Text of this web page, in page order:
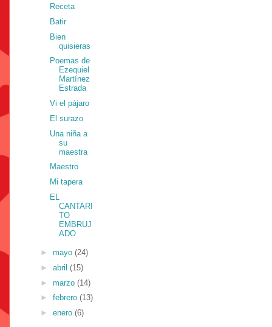
Receta
Batir
Bien
quisieras
Poemas de
Ezequiel
Martínez
Estrada
Vi el pájaro
El surazo
Una niña a
su
maestra
Maestro
Mi tapera
EL
CANTARI
TO
EMBRUJ
ADO
► mayo (24)
► abril (15)
► marzo (14)
► febrero (13)
► enero (6)